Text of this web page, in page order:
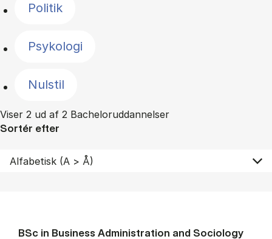
Politik
Psykologi
Nulstil
Viser 2 ud af 2 Bacheloruddannelser
Sortér efter
BSc in Busi­ness Ad­min­is­tra­tion and So­ci­ology